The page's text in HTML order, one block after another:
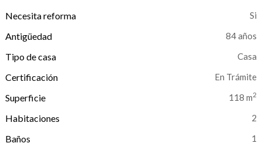
Necesita reforma
Antigüedad
84 años
Tipo de casa Casa
Certificación En Trámite
Superficie 118 m2
Habitaciones 2
Baños 1